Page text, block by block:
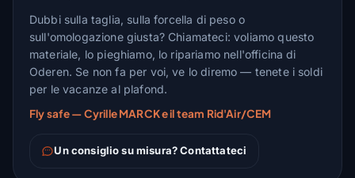
Dubbi sulla taglia, sulla forcella di peso o
sull'omologazione giusta? Chiamateci: voliamo questo
materiale, lo pieghiamo, lo ripariamo nell'officina di
Oderen. Se non fa per voi, ve lo diremo — tenete i soldi
per le vacanze al plafond.
Fly safe — Cyrille MARCK e il team Rid'Air/CEM
Un consiglio su misura? Contattateci